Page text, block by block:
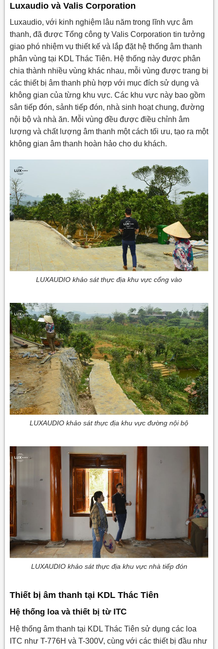
Luxaudio và Valis Corporation
Luxaudio, với kinh nghiệm lâu năm trong lĩnh vực âm
thanh, đã được Tổng công ty Valis Corporation tin tưởng
giao phó nhiệm vụ thiết kế và lắp đặt hệ thống âm thanh
phân vùng tại KDL Thác Tiên. Hệ thống này được phân
chia thành nhiều vùng khác nhau, mỗi vùng được trang bị
các thiết bị âm thanh phù hợp với mục đích sử dụng và
không gian của từng khu vực. Các khu vực này bao gồm
sân tiếp đón, sảnh tiếp đón, nhà sinh hoạt chung, đường
nội bộ và nhà ăn. Mỗi vùng đều được điều chỉnh âm
lượng và chất lượng âm thanh một cách tối ưu, tạo ra một
không gian âm thanh hoàn hảo cho du khách.
LUXAUDIO khảo sát thực địa khu vực cổng vào
LUXAUDIO khảo sát thực địa khu vực đường nội bộ
LUXAUDIO khảo sát thực địa khu vực nhà tiếp đón
Thiết bị âm thanh tại KDL Thác Tiên
Hệ thống loa và thiết bị từ ITC
Hệ thống âm thanh tại KDL Thác Tiên sử dụng các loa
ITC như T-776H và T-300V, cùng với các thiết bị đầu như